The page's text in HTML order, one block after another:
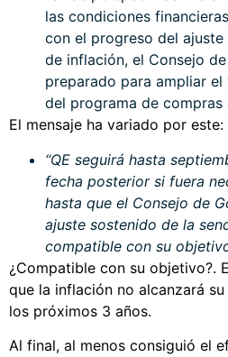
las condiciones
con el progreso del
de inflación, el Consejo
preparado para ampliar
del programa de compras
El mensaje ha variado por este:
“QE seguirá hasta
fecha posterior si fuera
hasta que el Consejo de
ajuste sostenido de la
compatible con su
¿Compatible con su objetivo?.
que la inflación no alcanzará
los próximos 3 años.
Al final, al menos consiguió el